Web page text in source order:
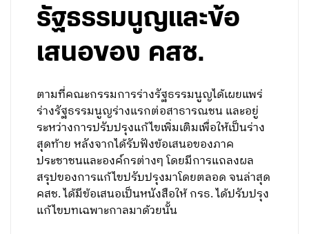
รัฐธรรมนูญและข้อ
เสนอของ คสช.
ตามที่คณะกรรมการร่างรัฐธรรมนูญได้เผยแพร่
ร่างรัฐธรรมนูญร่างแรกต่อสาธารณชน และอยู่
ระหว่างการปรับปรุงแก้ไขเพิ่มเติมเพื่อให้เป็นร่าง
สุดท้าย หลังจากได้รับฟังข้อเสนอของภาค
ประชาชนและองค์กรต่างๆ โดยมีการแถลงผล
สรุปของการแก้ไขปรับปรุงมาโดยตลอด จนล่าสุด
คสช. ได้มีข้อเสนอเป็นหนังสือให้ กรธ. ได้ปรับปรุง
แก้ไขบทเฉพาะกาลมาด้วยนั้น